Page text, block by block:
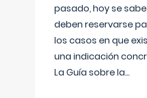
pasado, hoy se
deben reservarse
los casos en que
una indicación
La Guía sobre la...